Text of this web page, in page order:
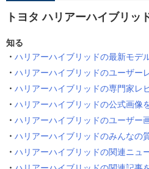
トヨタ ハリアーハイブリッ
知る
ハリアーハイブリッドの最新モデ
ハリアーハイブリッドのユーザー
ハリアーハイブリッドの専門家レ
ハリアーハイブリッドの公式画像
ハリアーハイブリッドのユーザー
ハリアーハイブリッドのみんなの
ハリアーハイブリッドの関連ニュ